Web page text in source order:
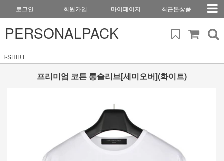
로그인 회원가입 마이페이지 최근본상품
PERSONALPACK
T-SHIRT
프리미엄 코튼 롱슬리브[세미오버](화이트)